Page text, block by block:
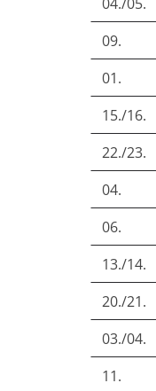
09.
01.
15./16.
22./23.
04.
06.
13./14.
20./21.
03./04.
11.